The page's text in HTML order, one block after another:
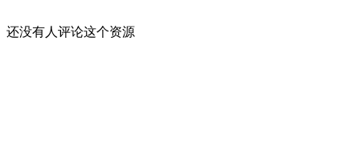
还没有人评论这个资源